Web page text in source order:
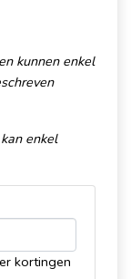
kunnen enkel
enkel
kortingen